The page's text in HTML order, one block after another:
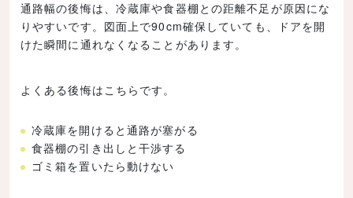
通路幅の後悔は、冷蔵庫や食器棚との距離不足が原因にな
りやすいです。図面上で90cm確保していても、ドアを開
けた瞬間に通れなくなることがあります。
よくある後悔はこちらです。
冷蔵庫を開けると通路が塞がる
食器棚の引き出しと干渉する
ゴミ箱を置いたら動けない